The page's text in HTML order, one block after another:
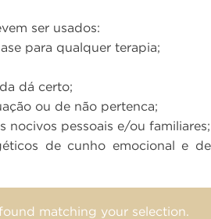
ser usados:
para qualquer terapia;
dá certo;
ou de não pertenca;
nocivos pessoais e/ou familiares;
de cunho emocional e de
matching your selection.